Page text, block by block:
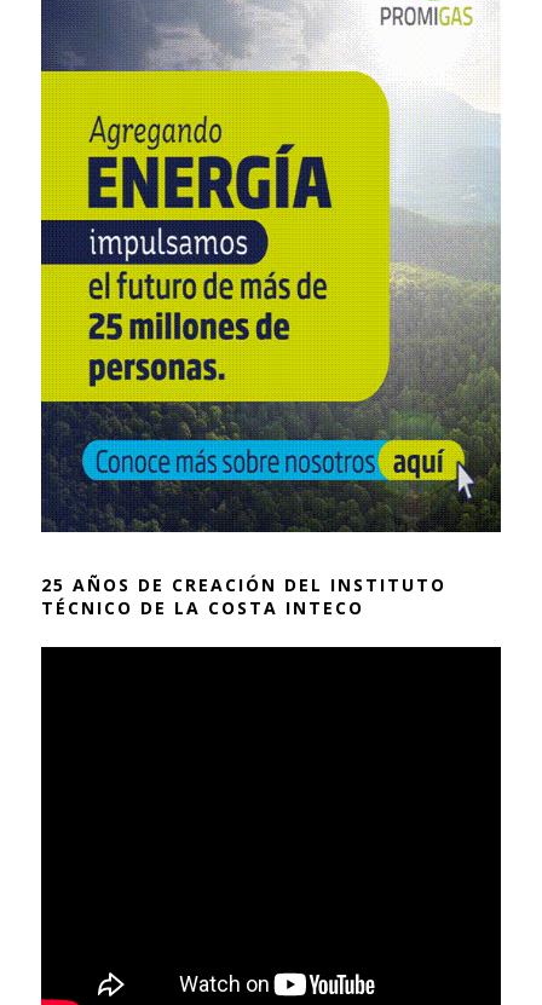
25 AÑOS DE CREACIÓN DEL INSTITUTO
TÉCNICO DE LA COSTA INTECO